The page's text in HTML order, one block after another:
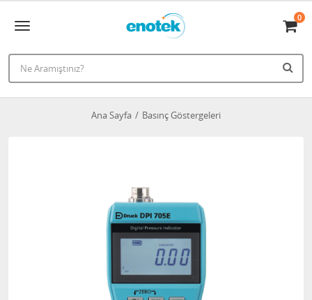
0
Ana Sayfa Basınç Göstergeleri